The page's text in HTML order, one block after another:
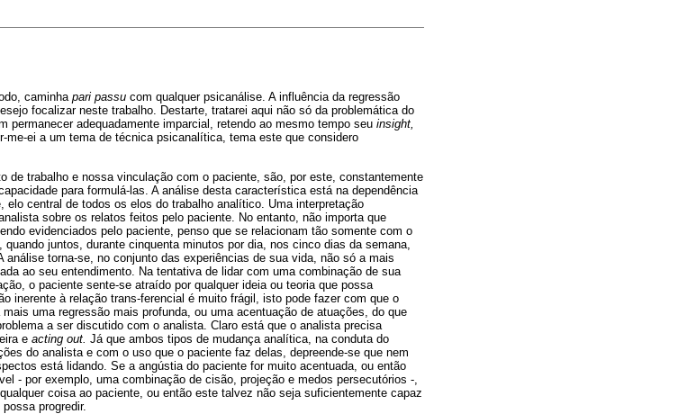
caminha pari passu com qualquer psicanálise. A influência da regressão
focalizar neste trabalho. Destarte, tratarei aqui não só da problemática do
permanecer adequadamente imparcial, retendo ao mesmo tempo seu insight,
me-ei a um tema de técnica psicanalítica, tema este que considero
de trabalho e nossa vinculação com o paciente, são, por este, constantemente
para formulá-las. A análise desta característica está na dependência
elo central de todos os elos do trabalho analítico. Uma interpretação
sobre os relatos feitos pelo paciente. No entanto, não importa que
evidenciados pelo paciente, penso que se relacionam tão somente com o
juntos, durante cinquenta minutos por dia, nos cinco dias da semana,
torna-se, no conjunto das experiências de sua vida, não só a mais
ao seu entendimento. Na tentativa de lidar com uma combinação de sua
o paciente sente-se atraído por qualquer ideia ou teoria que possa
inerente à relação trans-ferencial é muito frágil, isto pode fazer com que o
uma regressão mais profunda, ou uma acentuação de atuações, do que
a ser discutido com o analista. Claro está que o analista precisa
e acting out. Já que ambos tipos de mudança analítica, na conduta do
do analista e com o uso que o paciente faz delas, depreende-se que nem
está lidando. Se a angústia do paciente for muito acentuada, ou então
- por exemplo, uma combinação de cisão, projeção e medos persecutórios -,
coisa ao paciente, ou então este talvez não seja suficientemente capaz
progredir.